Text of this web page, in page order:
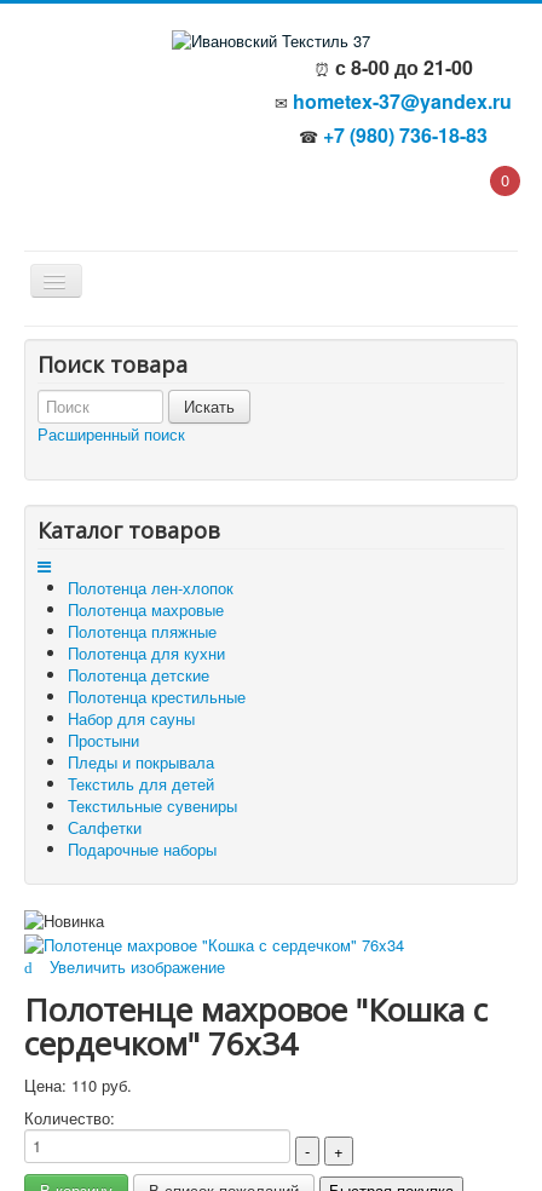
⏰ с 8-00 до 21-00
✉ hometex-37@yandex.ru
☎ +7 (980) 736-18-83
0
О компании
Политика безопасности
Пользовательское соглашение
Каталог товаров
Отзывы и предложения
Контакты
Корзина
Отложенные товары
Вы здесь: Главная
Полотенца махровые
Полотенце махровое "Кошка с сердечком" 76x34
Поиск товара
Расширенный поиск
Каталог товаров
Полотенца лен-хлопок
Полотенца махровые
Полотенца пляжные
Полотенца для кухни
Полотенца детские
Полотенца крестильные
Набор для сауны
Простыни
Пледы и покрывала
Текстиль для детей
Текстильные сувениры
Салфетки
Подарочные наборы
Увеличить изображение
Полотенце махровое "Кошка с
сердечком" 76x34
Цена: 110 руб.
Количество: